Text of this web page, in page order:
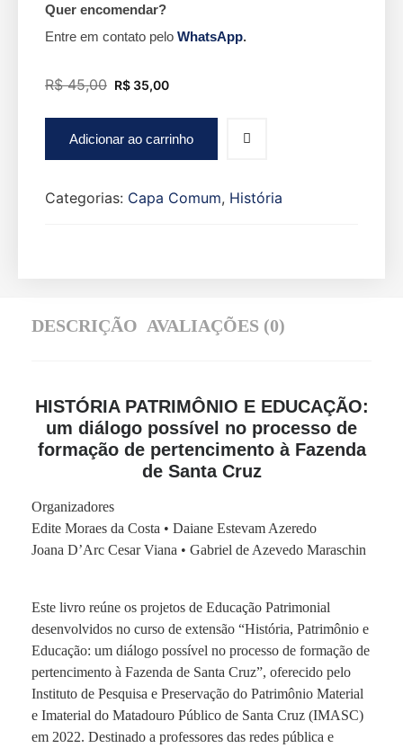
Quer encomendar?
Entre em contato pelo WhatsApp.
R$45,00 R$ 35,00
Adicionar ao carrinho
Categorias: Capa Comum, História
DESCRIÇÃO AVALIAÇÕES (0)
HISTÓRIA PATRIMÔNIO E EDUCAÇÃO:
um diálogo possível no processo de
formação de pertencimento à Fazenda
de Santa Cruz
Organizadores
Edite Moraes da Costa • Daiane Estevam Azeredo
Joana D’Arc Cesar Viana • Gabriel de Azevedo Maraschin
Este livro reúne os projetos de Educação Patrimonial
desenvolvidos no curso de extensão “História, Patrimônio e
Educação: um diálogo possível no processo de formação de
pertencimento à Fazenda de Santa Cruz”, oferecido pelo
Instituto de Pesquisa e Preservação do Patrimônio Material
e Imaterial do Matadouro Público de Santa Cruz (IMASC)
em 2022. Destinado a professores das redes pública e